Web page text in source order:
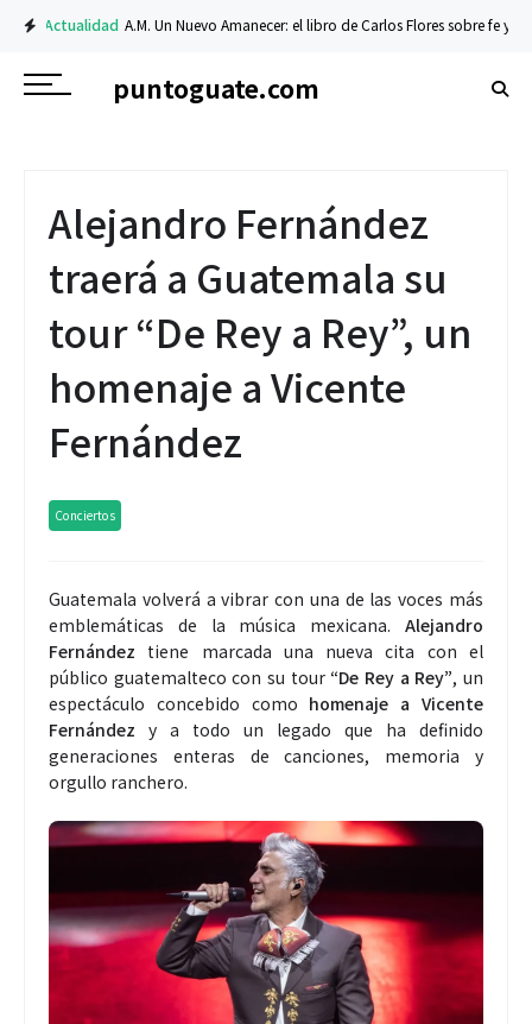
Actualidad A.M. Un Nuevo Amanecer: el libro de Carlos Flores sobre fe y
puntoguate.com
Alejandro Fernández
traerá a Guatemala su
tour “De Rey a Rey”, un
homenaje a Vicente
Fernández
Conciertos
Guatemala volverá a vibrar con una de las voces más
emblemáticas de la música mexicana. Alejandro
Fernández tiene marcada una nueva cita con el
público guatemalteco con su tour “De Rey a Rey”, un
espectáculo concebido como homenaje a Vicente
Fernández y a todo un legado que ha definido
generaciones enteras de canciones, memoria y
orgullo ranchero.